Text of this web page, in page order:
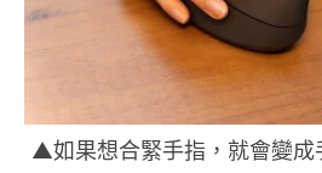
▲如果想合緊手指，就會變成